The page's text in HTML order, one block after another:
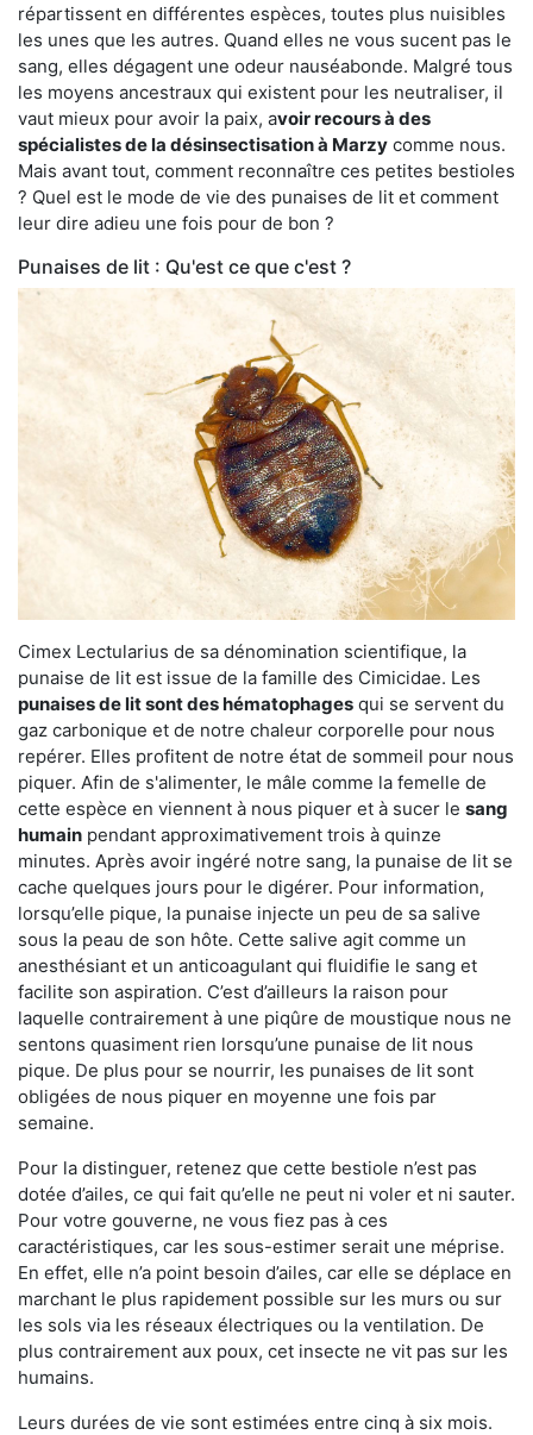
répartissent en différentes espèces, toutes plus nuisibles
les unes que les autres. Quand elles ne vous sucent pas le
sang, elles dégagent une odeur nauséabonde. Malgré tous
les moyens ancestraux qui existent pour les neutraliser, il
vaut mieux pour avoir la paix, avoir recours à des
spécialistes de la désinsectisation à Marzy comme nous.
Mais avant tout, comment reconnaître ces petites bestioles
? Quel est le mode de vie des punaises de lit et comment
leur dire adieu une fois pour de bon ?
Punaises de lit : Qu'est ce que c'est ?
Cimex Lectularius de sa dénomination scientifique, la
punaise de lit est issue de la famille des Cimicidae. Les
punaises de lit sont des hématophages qui se servent du
gaz carbonique et de notre chaleur corporelle pour nous
repérer. Elles profitent de notre état de sommeil pour nous
piquer. Afin de s'alimenter, le mâle comme la femelle de
cette espèce en viennent à nous piquer et à sucer le sang
humain pendant approximativement trois à quinze
minutes. Après avoir ingéré notre sang, la punaise de lit se
cache quelques jours pour le digérer. Pour information,
lorsqu’elle pique, la punaise injecte un peu de sa salive
sous la peau de son hôte. Cette salive agit comme un
anesthésiant et un anticoagulant qui fluidifie le sang et
facilite son aspiration. C’est d’ailleurs la raison pour
laquelle contrairement à une piqûre de moustique nous ne
sentons quasiment rien lorsqu’une punaise de lit nous
pique. De plus pour se nourrir, les punaises de lit sont
obligées de nous piquer en moyenne une fois par
semaine.
Pour la distinguer, retenez que cette bestiole n’est pas
dotée d’ailes, ce qui fait qu’elle ne peut ni voler et ni sauter.
Pour votre gouverne, ne vous fiez pas à ces
caractéristiques, car les sous-estimer serait une méprise.
En effet, elle n’a point besoin d’ailes, car elle se déplace en
marchant le plus rapidement possible sur les murs ou sur
les sols via les réseaux électriques ou la ventilation. De
plus contrairement aux poux, cet insecte ne vit pas sur les
humains.
Leurs durées de vie sont estimées entre cinq à six mois.